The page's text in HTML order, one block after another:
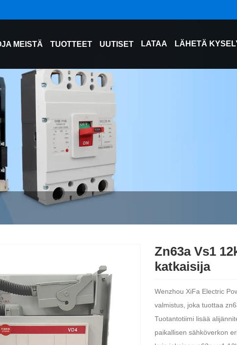
MEISTÄ TUOTTEET UUTISET LATAA LÄHETÄ
Zn63a Vs1
katkaisija
Wenzhou XiFa Electric
valmistus, joka tuottaa
Tuotantotiimi lisää
paikallisen sähköverkon